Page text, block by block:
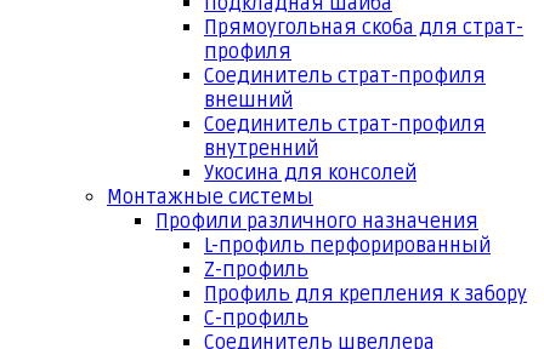
Прямоугольная скоба для страт-
профиля
Соединитель страт-профиля
внешний
Соединитель страт-профиля
внутренний
Укосина для консолей
Монтажные системы
Профили различного назначения
L-профиль перфорированный
Z-профиль
Профиль для крепления к забору
С-профиль
Соединитель швеллера